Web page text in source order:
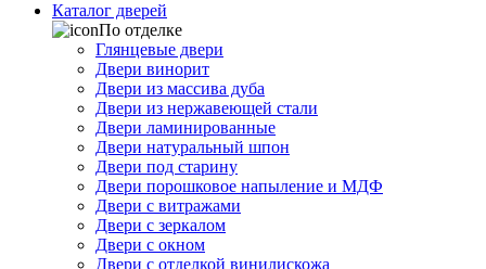
Каталог дверей
По отделке
Глянцевые двери
Двери винорит
Двери из массива дуба
Двери из нержавеющей стали
Двери ламинированные
Двери натуральный шпон
Двери под старину
Двери порошковое напыление и МДФ
Двери с витражами
Двери с зеркалом
Двери с окном
Двери с отделкой винилискожа